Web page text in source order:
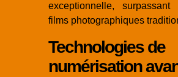
exceptionnelle,
films photographiques
Technologies de
numérisation